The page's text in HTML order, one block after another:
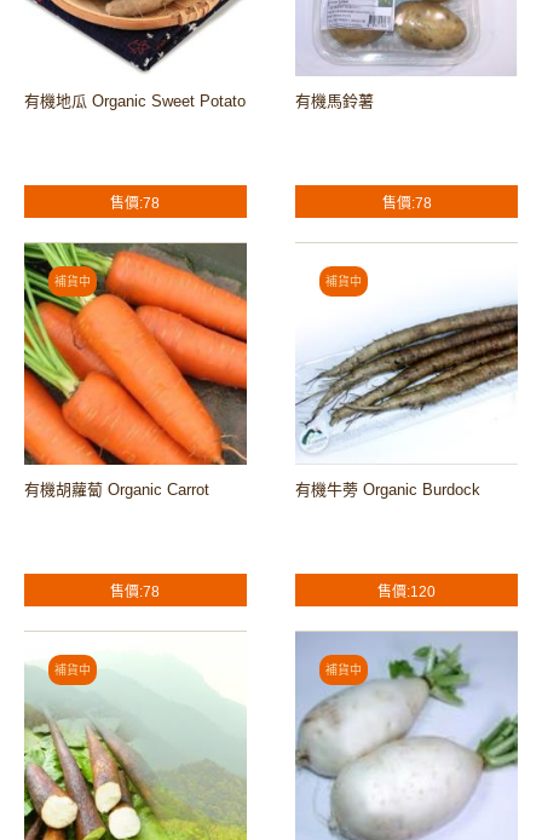
有機地瓜 Organic Sweet Potato
售價:78
有機馬鈴薯
售價:78
有機胡蘿蔔 Organic Carrot
售價:78
有機牛蒡 Organic Burdock
售價:120